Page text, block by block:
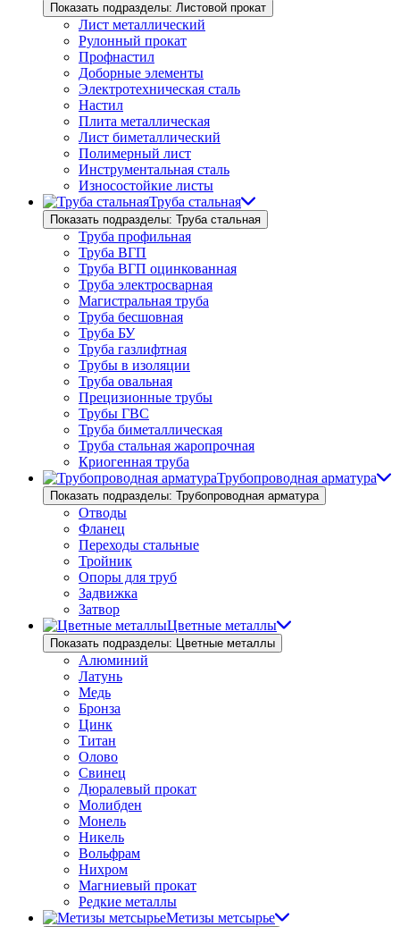
Показать подразделы: Листовой прокат
Лист металлический
Рулонный прокат
Профнастил
Доборные элементы
Электротехническая сталь
Настил
Плита металлическая
Лист биметаллический
Полимерный лист
Инструментальная сталь
Износостойкие листы
Труба стальная
Показать подразделы: Труба стальная
Труба профильная
Труба ВГП
Труба ВГП оцинкованная
Труба электросварная
Магистральная труба
Труба бесшовная
Труба БУ
Труба газлифтная
Трубы в изоляции
Труба овальная
Прецизионные трубы
Трубы ГВС
Труба биметаллическая
Труба стальная жаропрочная
Криогенная труба
Трубопроводная арматура
Показать подразделы: Трубопроводная арматура
Отводы
Фланец
Переходы стальные
Тройник
Опоры для труб
Задвижка
Затвор
Цветные металлы
Показать подразделы: Цветные металлы
Алюминий
Латунь
Медь
Бронза
Цинк
Титан
Олово
Свинец
Дюралевый прокат
Молибден
Монель
Никель
Вольфрам
Нихром
Магниевый прокат
Редкие металлы
Метизы метсырье